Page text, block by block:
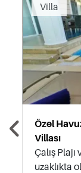
Villa
Özel
Villası
Çalış
uzaklıkta